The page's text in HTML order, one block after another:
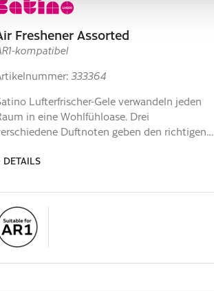
Freshener Assorted
kompatibel
333364
Lufterfrischer-Gele verwandeln jeden
in eine Wohlfühloase. Drei
Duftnoten geben den richtigen…
DETAILS